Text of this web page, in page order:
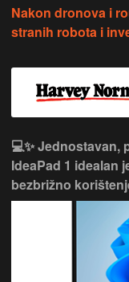
Nakon dronova i
stranih robota i
💻✨ Jednostavan,
IdeaPad 1 idealan
bezbrižno